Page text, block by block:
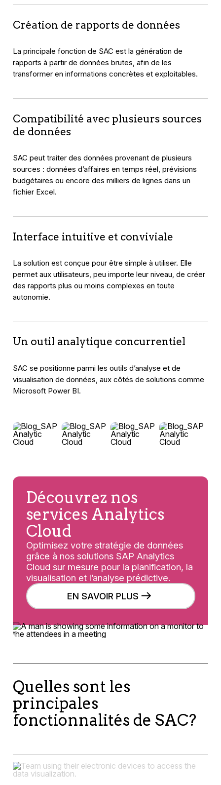
Création de rapports de données
La principale fonction de SAC est la génération de
rapports à partir de données brutes, afin de les
transformer en informations concrètes et exploitables.
Compatibilité avec plusieurs sources
de données
SAC peut traiter des données provenant de plusieurs
sources : données d’affaires en temps réel, prévisions
budgétaires ou encore des milliers de lignes dans un
fichier Excel.
Interface intuitive et conviviale
La solution est conçue pour être simple à utiliser. Elle
permet aux utilisateurs, peu importe leur niveau, de créer
des rapports plus ou moins complexes en toute
autonomie.
Un outil analytique concurrentiel
SAC se positionne parmi les outils d’analyse et de
visualisation de données, aux côtés de solutions comme
Microsoft Power BI.
Découvrez nos
services Analytics
Cloud
Optimisez votre stratégie de données
grâce à nos solutions SAP Analytics
Cloud sur mesure pour la planification, la
visualisation et l’analyse prédictive.
EN SAVOIR PLUS
Quelles sont les
principales
fonctionnalités de SAC?